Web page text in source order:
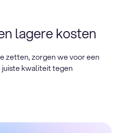
lagere kosten
zetten, zorgen we voor een
kwaliteit tegen